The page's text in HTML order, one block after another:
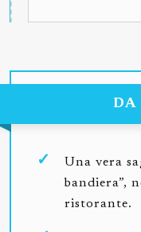
DA
Una vera
bandiera”,
ristorante.